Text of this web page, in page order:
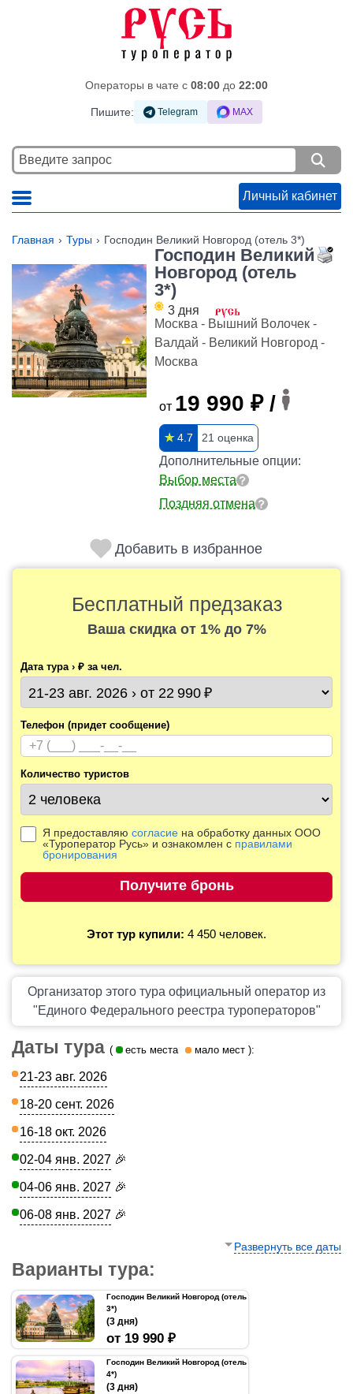
Операторы в чате c 08:00 до 22:00
Пишите: Telegram MAX
Личный кабинет
Главная Туры Господин Великий Новгород (отель 3*)
Господин Великий
Новгород (отель
3*)
3 дня
Москва - Вышний Волочек -
Валдай - Великий Новгород -
Москва
от 19 990 ₽ /
✯4.7 21 оценка
Дополнительные опции:
Выбор места
Поздняя отмена
Добавить в избранное
Бесплатный предзаказ
Ваша скидка от 1% до 7%
Дата тура › ₽ за чел.
Телефон (придет сообщение)
Количество туристов
Я предоставляю согласие на обработку данных ООО
«Туроператор Русь» и ознакомлен с правилами
бронирования
Этот тур купили: 4 450 человек.
Организатор этого тура официальный оператор из
"Единого Федерального реестра туроператоров"
Даты тура ( есть места мало мест ):
21-23 авг. 2026
18-20 сент. 2026
16-18 окт. 2026
02-04 янв. 2027 🎉
04-06 янв. 2027 🎉
06-08 янв. 2027 🎉
Развернуть все даты
Варианты тура:
Господин Великий Новгород (отель
3*)
(3 дня)
от 19 990 ₽
Господин Великий Новгород (отель
4*)
(3 дня)